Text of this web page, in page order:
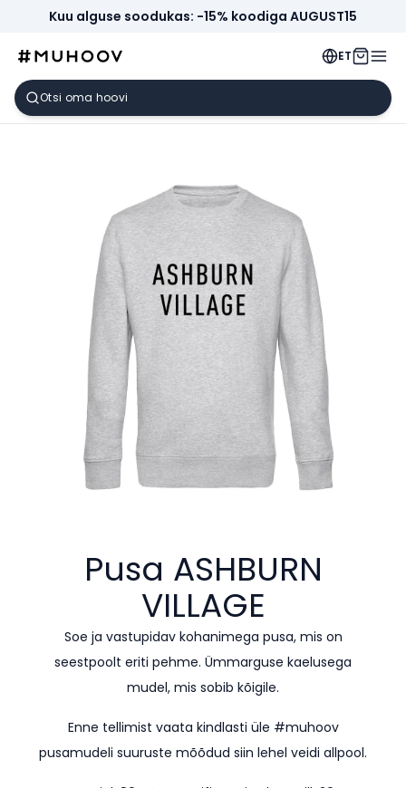
Kuu alguse soodukas: -15% koodiga AUGUST15
ET
Pusa ASHBURN
VILLAGE
Soe ja vastupidav kohanimega pusa, mis on
seestpoolt eriti pehme. Ümmarguse kaelusega
mudel, mis sobib kõigile.
Enne tellimist vaata kindlasti üle #muhoov
pusamudeli suuruste mõõdud siin lehel veidi allpool.